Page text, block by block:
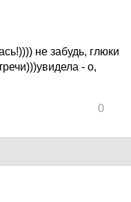
не забудь, глюки
- о,
0